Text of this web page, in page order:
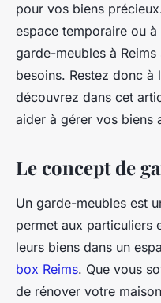
pour vos biens
espace temporaire ou
garde-meubles à
besoins. Restez donc
découvrez dans cet
aider à gérer vos biens
Le concept de
Un garde-meubles est
permet aux particuliers
leurs biens dans un
box Reims. Que vous
de rénover votre